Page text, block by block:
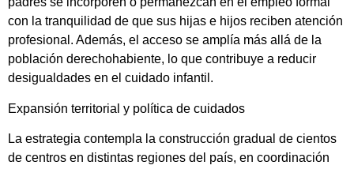
con la tranquilidad de que sus hijas e hijos reciben atención
profesional. Además, el acceso se amplía más allá de la
población derechohabiente, lo que contribuye a reducir
desigualdades en el cuidado infantil.
Expansión territorial y política de cuidados
La estrategia contempla la construcción gradual de cientos
de centros en distintas regiones del país, en coordinación